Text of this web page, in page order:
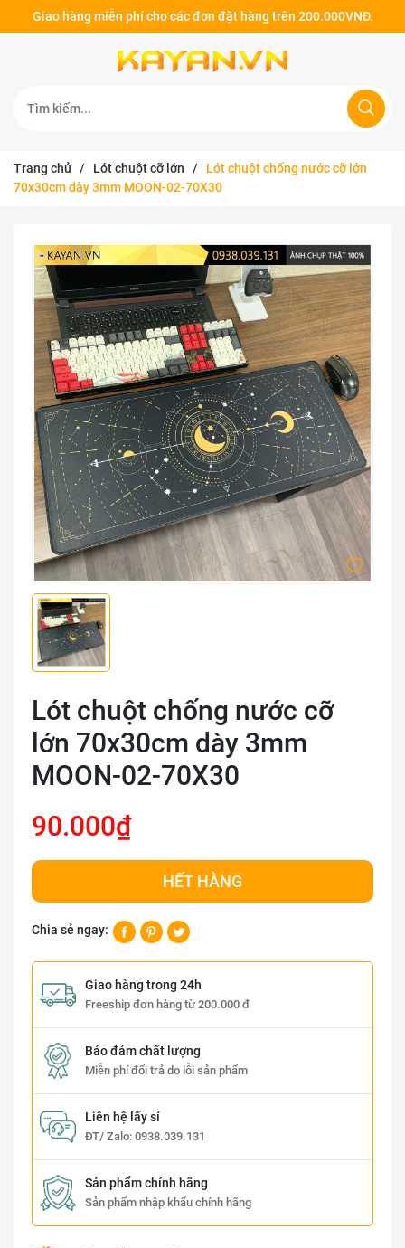
Giao hàng miễn phí cho các đơn đặt hàng trên 200.000VNĐ.
Trang chủ / Lót chuột cỡ lớn /
Lót chuột chống nước cỡ lớn
70x30cm dày 3mm MOON-02-70X30
Lót chuột chống nước cỡ
lớn 70x30cm dày 3mm
MOON-02-70X30
90.000₫
HẾT HÀNG
Chia sẻ ngay:
Giao hàng trong 24h
Freeship đơn hàng từ 200.000 đ
Bảo đảm chất lượng
Miễn phí đổi trả do lỗi sản phẩm
Liên hệ lấy sỉ
ĐT/ Zalo: 0938.039.131
Sản phẩm chính hãng
Sản phẩm nhập khẩu chính hãng